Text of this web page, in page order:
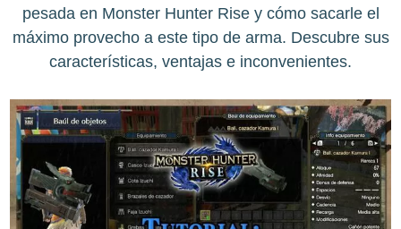
pesada en Monster Hunter Rise y cómo sacarle el
máximo provecho a este tipo de arma. Descubre sus
características, ventajas e inconvenientes.